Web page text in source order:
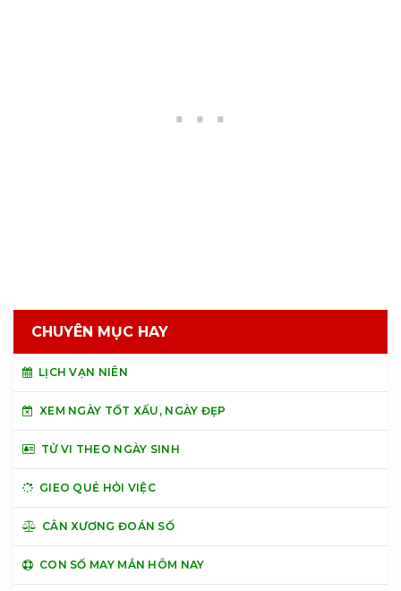
CHUYÊN MỤC HAY
LỊCH VẠN NIÊN
XEM NGÀY TỐT XẤU, NGÀY ĐẸP
TỬ VI THEO NGÀY SINH
GIEO QUẺ HỎI VIỆC
CÂN XƯƠNG ĐOÁN SỐ
CON SỐ MAY MẮN HÔM NAY